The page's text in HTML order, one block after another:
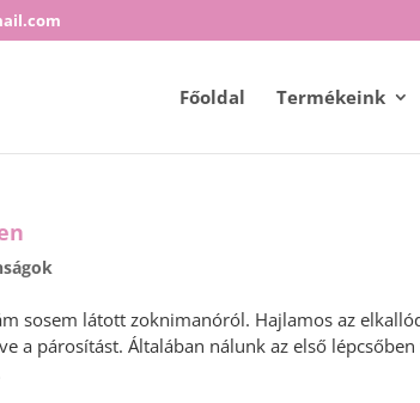
Főoldal Termékeink
sosem látott zoknimanóról. Hajlamos az
a párosítást. Általában nálunk az első